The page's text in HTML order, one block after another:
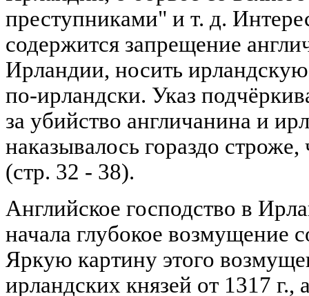
преступниками" и т. д.
содержится запрещение
Ирландии, носить
по-ирландски. Указ
за убийство англичанина и
наказывалось гораздо
(стр. 32 - 38).
Английское господство в
начала глубокое возмущение
Яркую картину этого
ирландских князей от 1317 г.,